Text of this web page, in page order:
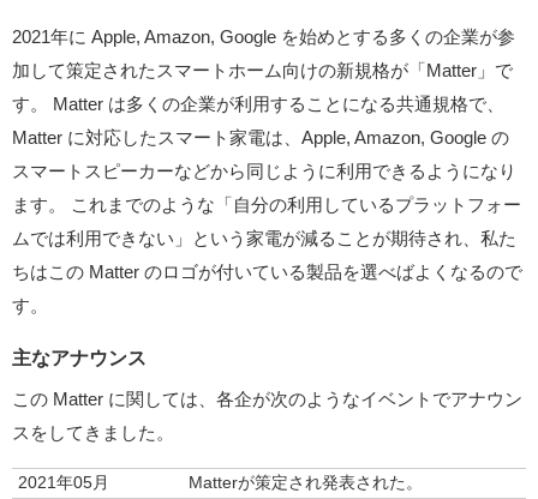
2021年に Apple, Amazon, Google を始めとする多くの企業が参
加して策定されたスマートホーム向けの新規格が「Matter」で
す。 Matter は多くの企業が利用することになる共通規格で、
Matter に対応したスマート家電は、Apple, Amazon, Google の
スマートスピーカーなどから同じように利用できるようになり
ます。 これまでのような「自分の利用しているプラットフォー
ムでは利用できない」という家電が減ることが期待され、私た
ちはこの Matter のロゴが付いている製品を選べばよくなるので
す。
主なアナウンス
この Matter に関しては、各企が次のようなイベントでアナウン
スをしてきました。
2021年05月
Matterが策定され発表された。